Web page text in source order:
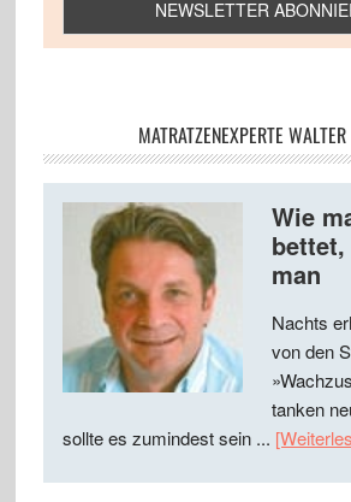
MATRATZENEXPERTE
Wie
man
Nachts
von den
tanken
sollte es zumindest sein ...